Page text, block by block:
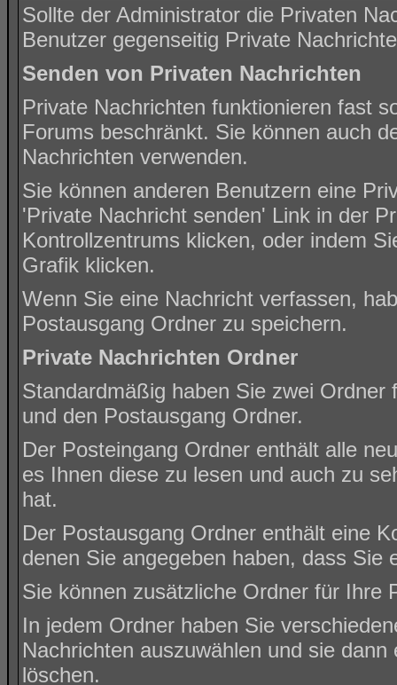
Sollte der Administrator die Privaten
Benutzer gegenseitig Private
Senden von Privaten Nachrichten
Private Nachrichten funktionieren fast
Forums beschränkt. Sie können auch
Nachrichten verwenden.
Sie können anderen Benutzern eine
'Private Nachricht senden' Link in der
Kontrollzentrums klicken, oder indem
Grafik klicken.
Wenn Sie eine Nachricht verfassen,
Postausgang Ordner zu speichern.
Private Nachrichten Ordner
Standardmäßig haben Sie zwei
und den Postausgang Ordner.
Der Posteingang Ordner enthält alle
es Ihnen diese zu lesen und auch zu
hat.
Der Postausgang Ordner enthält eine
denen Sie angegeben haben, dass
Sie können zusätzliche Ordner für Ihre
In jedem Ordner haben Sie
Nachrichten auszuwählen und sie
löschen.